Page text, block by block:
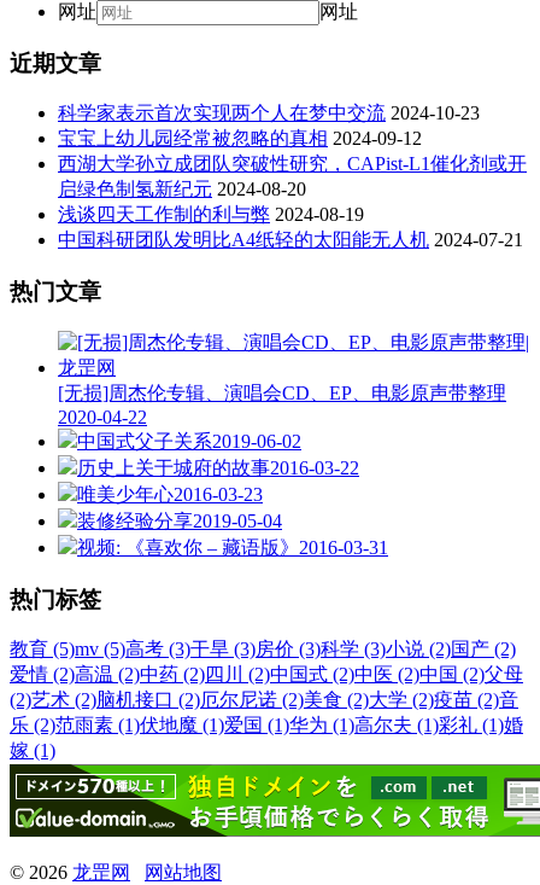
网址
网址
近期文章
科学家表示首次实现两个人在梦中交流 2024-10-23
宝宝上幼儿园经常被忽略的真相 2024-09-12
西湖大学孙立成团队突破性研究，CAPist-L1催化剂或开
启绿色制氢新纪元 2024-08-20
浅谈四天工作制的利与弊 2024-08-19
中国科研团队发明比A4纸轻的太阳能无人机 2024-07-21
热门文章
[无损]周杰伦专辑、演唱会CD、EP、电影原声带整理
2020-04-22
中国式父子关系2019-06-02
历史上关于城府的故事2016-03-22
唯美少年心2016-03-23
装修经验分享2019-05-04
视频: 《喜欢你 – 藏语版》 2016-03-31
热门标签
教育 (5)mv (5)高考 (3)干旱 (3)房价 (3)科学 (3)小说 (2)国产 (2)
爱情 (2)高温 (2)中药 (2)四川 (2)中国式 (2)中医 (2)中国 (2)父母
(2)艺术 (2)脑机接口 (2)厄尔尼诺 (2)美食 (2)大学 (2)疫苗 (2)音
乐 (2)范雨素 (1)伏地魔 (1)爱国 (1)华为 (1)高尔夫 (1)彩礼 (1)婚
嫁 (1)
© 2026 龙罡网 网站地图